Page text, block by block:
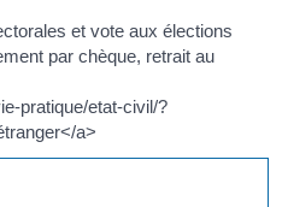
et vote aux élections
par chèque, retrait au
pratique/etat-civil/?
a>